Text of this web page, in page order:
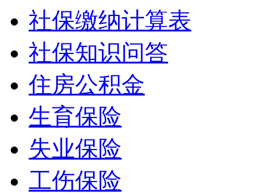
社保缴纳计算表
社保知识问答
住房公积金
生育保险
失业保险
工伤保险